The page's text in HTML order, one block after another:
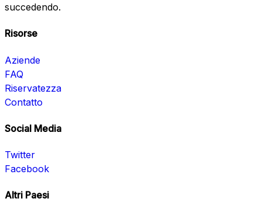
succedendo.
Risorse
Aziende
FAQ
Riservatezza
Contatto
Social Media
Twitter
Facebook
Altri Paesi